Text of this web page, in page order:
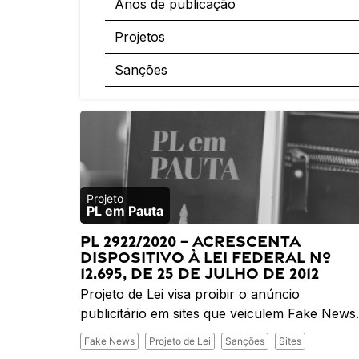
Anos de publicação
Projetos
Sanções
PL em Pauta
PL 2922/2020 – Acrescenta
dispositivo à Lei Federal nº
12.695, de 25 de julho de 2012
Projeto de Lei visa proibir o anúncio
publicitário em sites que veiculem Fake News.
Fake News Projeto de Lei Sanções Sites